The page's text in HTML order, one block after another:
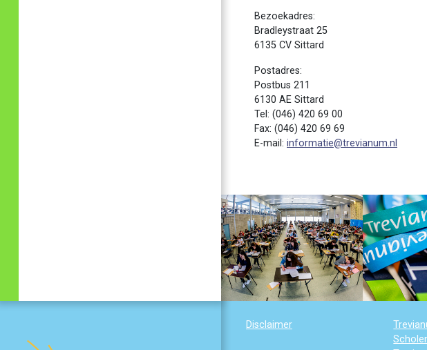
Bezoekadres:
Bradleystraat 25
6135 CV Sittard
Postadres:
Postbus 211
6130 AE Sittard
Tel: (046) 420 69 00
Fax: (046) 420 69 69
E-mail: informatie@trevianum.nl
Disclaimer